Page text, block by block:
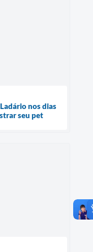
nos dias
seu pet